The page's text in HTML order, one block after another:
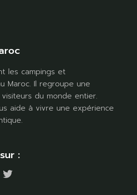
les campings et
Maroc. Il regroupe une
du monde entier.
aide à vivre une expérience
: